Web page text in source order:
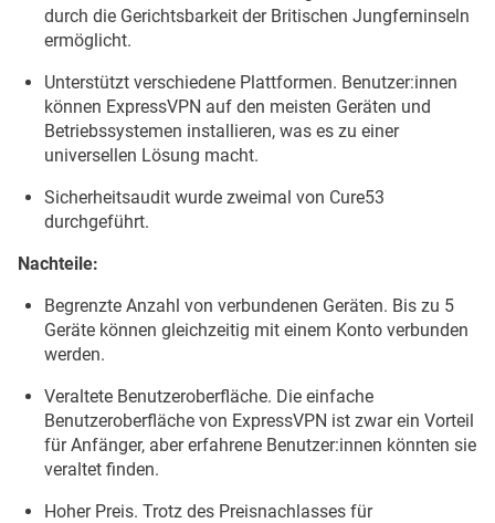
durch die Gerichtsbarkeit der Britischen Jungferninseln
ermöglicht.
Unterstützt verschiedene Plattformen. Benutzer:innen
können ExpressVPN auf den meisten Geräten und
Betriebssystemen installieren, was es zu einer
universellen Lösung macht.
Sicherheitsaudit wurde zweimal von Cure53
durchgeführt.
Nachteile:
Begrenzte Anzahl von verbundenen Geräten. Bis zu 5
Geräte können gleichzeitig mit einem Konto verbunden
werden.
Veraltete Benutzeroberfläche. Die einfache
Benutzeroberfläche von ExpressVPN ist zwar ein Vorteil
für Anfänger, aber erfahrene Benutzer:innen könnten sie
veraltet finden.
Hoher Preis. Trotz des Preisnachlasses für